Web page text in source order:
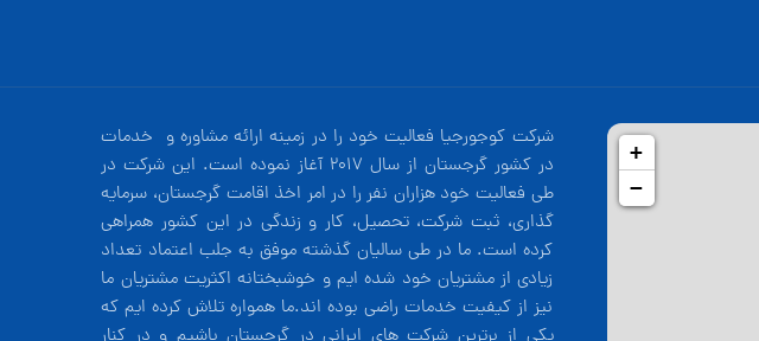
شرکت کوجورجیا فعالیت خود را در زمینه ارائه مشاوره و خدمات
در کشور گرجستان از سال 2017 آغاز نموده است. این شرکت در
طی فعالیت خود هزاران نفر را در امر اخذ اقامت گرجستان، سرمایه
گذاری، ثبت شرکت، تحصیل، کار و زندگی در این کشور همراهی
کرده است. ما در طی سالیان گذشته موفق به جلب اعتماد تعداد
زیادی از مشتریان خود شده ایم و خوشبختانه اکثریت مشتریان ما
نیز از کیفیت خدمات راضی بوده اند.ما همواره تلاش کرده ایم که
+
−